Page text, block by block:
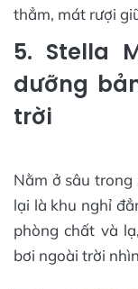
thẳm, mát rượi
5. Stella
dưỡng
trời
Nằm ở sâu
lại là khu nghỉ
phòng chất và
bơi ngoài trời